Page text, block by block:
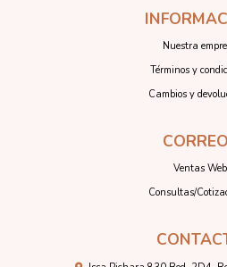
Nuestra
Términos y
Cambios y
Ventas Web
Consultas/